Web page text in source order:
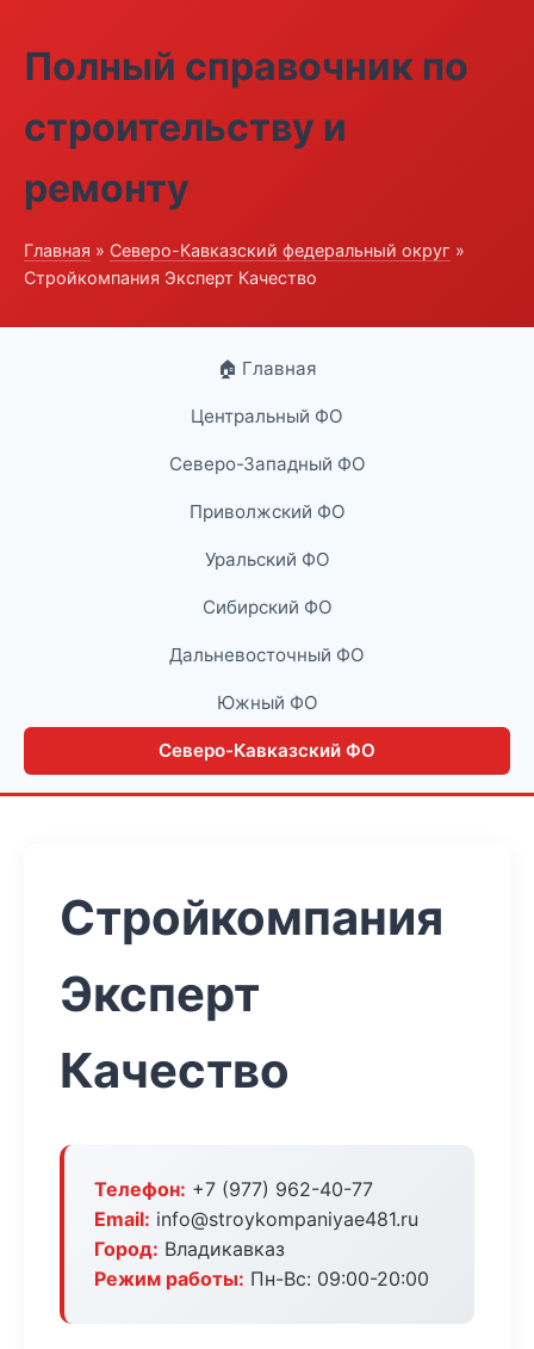
Полный справочник по
строительству и
ремонту
Главная » Северо-Кавказский федеральный округ »
Стройкомпания Эксперт Качество
🏠 Главная
Центральный ФО
Северо-Западный ФО
Приволжский ФО
Уральский ФО
Сибирский ФО
Дальневосточный ФО
Южный ФО
Северо-Кавказский ФО
Стройкомпания
Эксперт
Качество
Телефон: +7 (977) 962-40-77
Email: info@stroykompaniyae481.ru
Город: Владикавказ
Режим работы: Пн-Вс: 09:00-20:00